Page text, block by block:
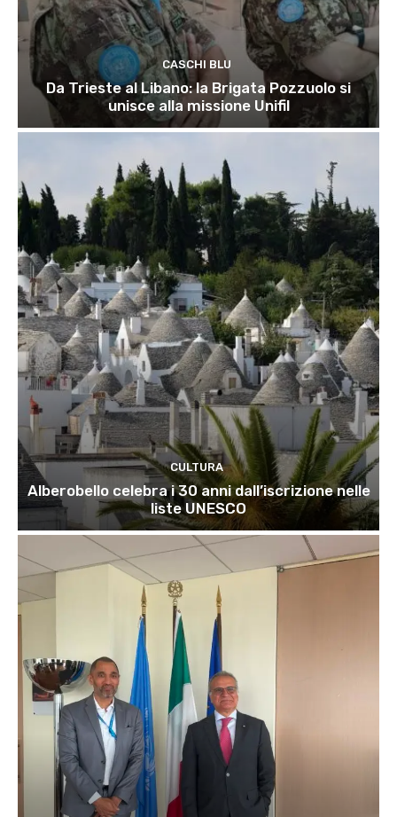
CASCHI BLU
Da Trieste al Libano: la Brigata Pozzuolo si
unisce alla missione Unifil
CULTURA
Alberobello celebra i 30 anni dall’iscrizione nelle
liste UNESCO